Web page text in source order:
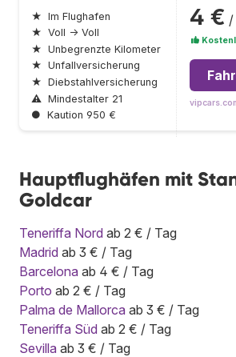
★ Im Flughafen
★ Voll → Voll
★ Unbegrenzte Kilometer
★ Unfallversicherung
★ Diebstahlversicherung
⚠ Mindestalter 21
● Kaution 950 €
4 € /
Hauptflughäfen mit
Goldcar
Teneriffa Nord ab 2 € / Tag
Madrid ab 3 € / Tag
Barcelona ab 4 € / Tag
Porto ab 2 € / Tag
Palma de Mallorca ab 3 € / Tag
Teneriffa Süd ab 2 € / Tag
Sevilla ab 3 € / Tag